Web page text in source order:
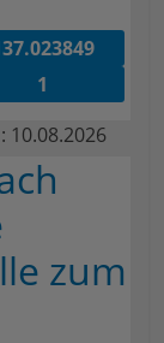
10.08.2026
zum